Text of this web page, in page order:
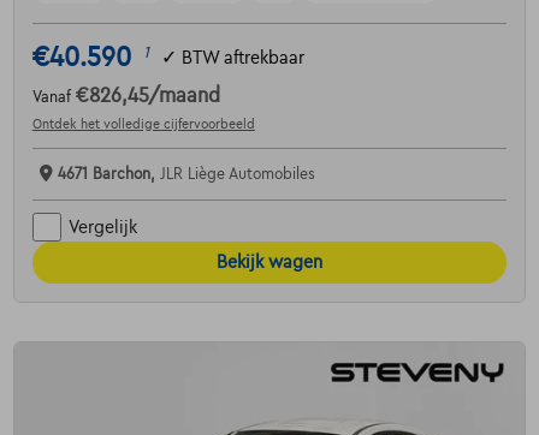
€40.590 1 ✓ BTW aftrekbaar
Vanaf €826,45/maand
Ontdek het volledige cijfervoorbeeld
4671 Barchon, JLR Liège Automobiles
Vergelijk
Bekijk wagen